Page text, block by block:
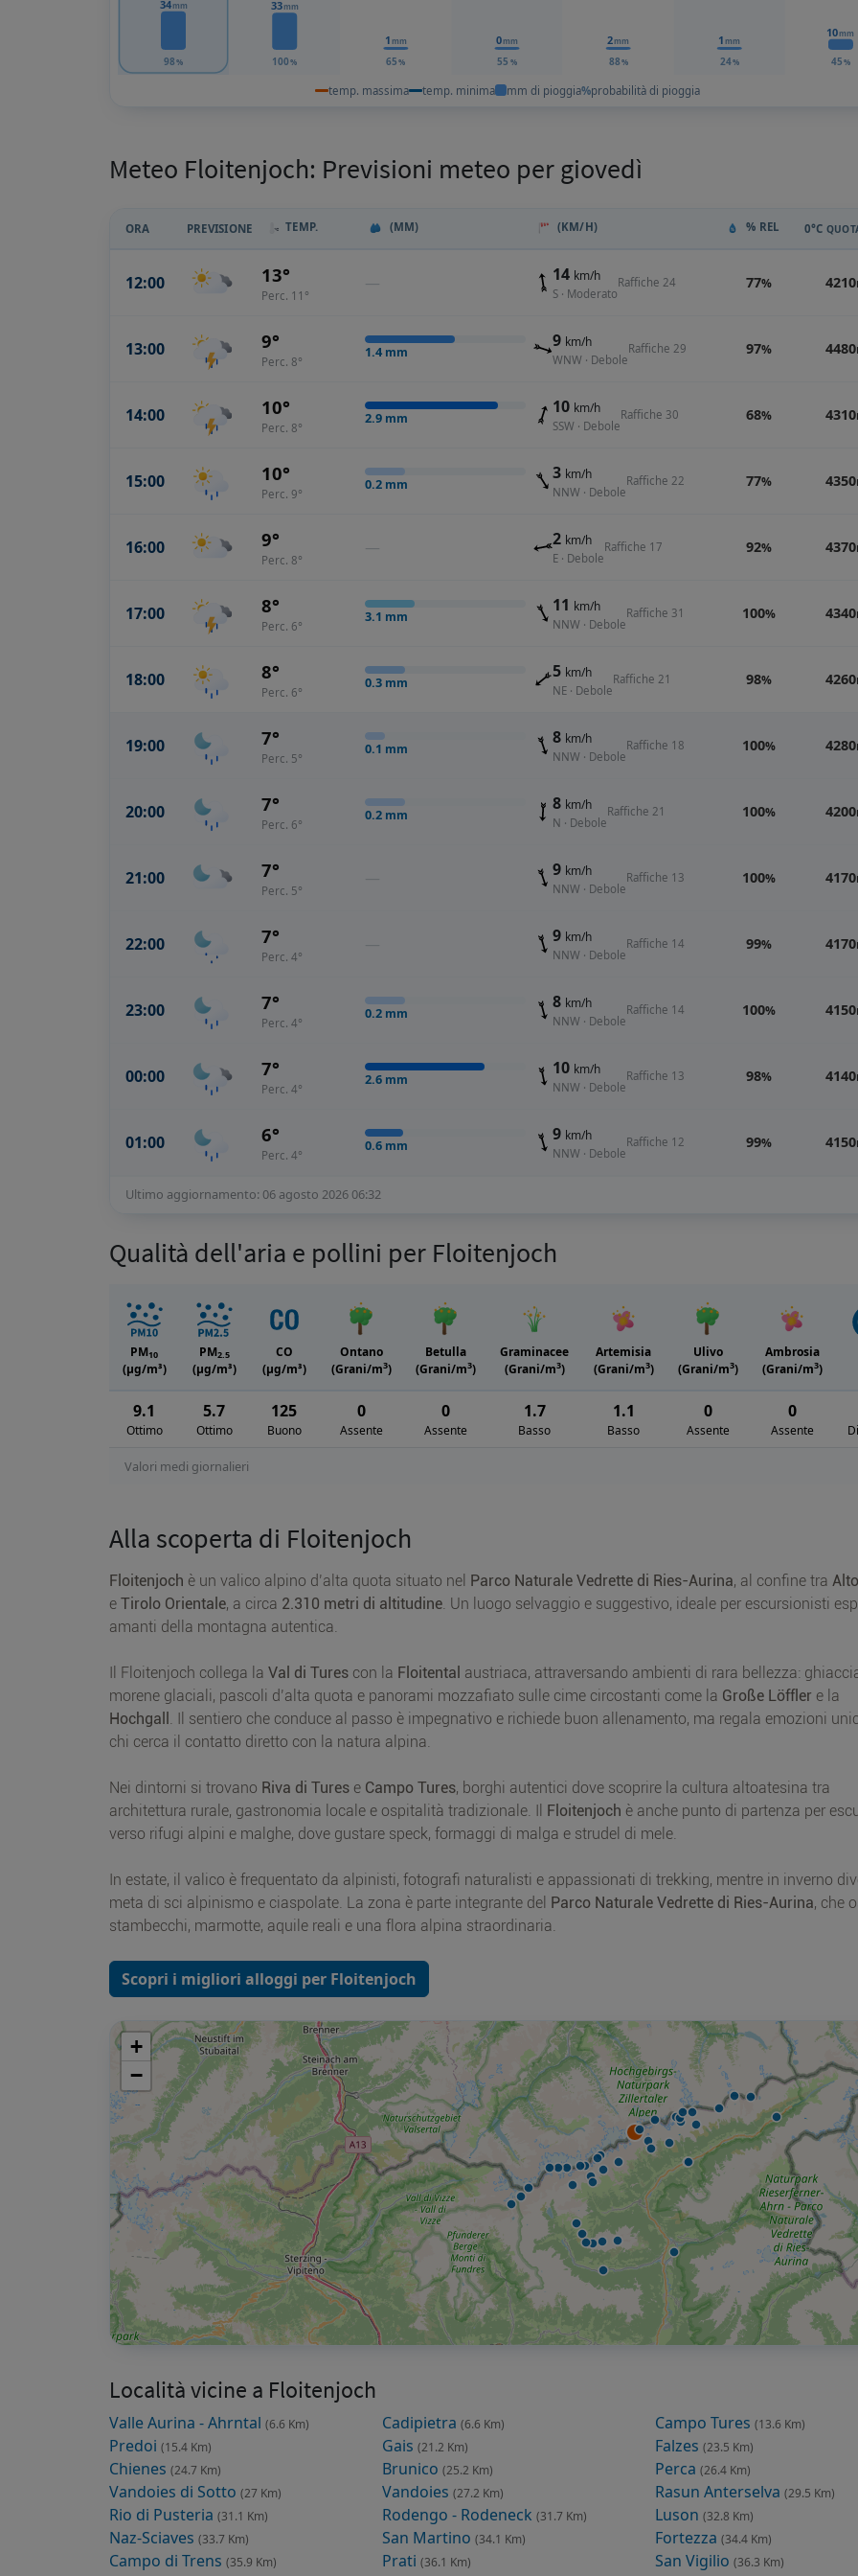
34mm
98%
33mm
100 %
1mm
65 %
0mm
55 %
2mm
88%
1 mm
24%
10mm
45%
temp. massima temp. minima mm di pioggia%probabilità di pioggia
Meteo Floitenjoch: Previsioni meteo per giovedì
ORA PREVISIONE TEMP. (MM) (KM/H) % REL 0°C
12:00 13°
Perc. 11°
— 14 km/h
S · Moderato
Raffiche 24 77% 4210
13:00 9°
Perc. 8°
1.4 mm
9 km/h
WNW · Debole
Raffiche 29 97% 4480
14:00 10°
Perc. 8°
2.9 mm
10 km/h
SSW · Debole
Raffiche 30 68% 4310
15:00 10°
Perc. 9°
0.2 mm
3 km/h
NNW · Debole
Raffiche 22 77% 4350
16:00 9°
Perc. 8°
— 2 km/h
E · Debole
Raffiche 17 92% 4370
17:00 8°
Perc. 6°
3.1 mm
11 km/h
NNW · Debole
Raffiche 31 100% 4340
18:00 8°
Perc. 6°
0.3 mm
5 km/h
NE · Debole
Raffiche 21 98% 4260
19:00 7°
Perc. 5°
0.1 mm
8 km/h
NNW · Debole
Raffiche 18 100% 4280
20:00 7°
Perc. 6°
0.2 mm
8 km/h
N · Debole
Raffiche 21 100% 4200
21:00 7°
Perc. 5°
— 9 km/h
NNW · Debole
Raffiche 13 100% 4170
22:00 7°
Perc. 4°
— 9 km/h
NNW · Debole
Raffiche 14 99% 4170
23:00 7°
Perc. 4°
0.2 mm
8 km/h
NNW · Debole
Raffiche 14 100% 4150
00:00 7°
Perc. 4°
2.6 mm
10 km/h
NNW · Debole
Raffiche 13 98% 4140
01:00 6°
Perc. 4°
0.6 mm
9 km/h
NNW · Debole
Raffiche 12 99% 4150
Ultimo aggiornamento: 06 agosto 2026 06:32
Qualità dell'aria e pollini per Floitenjoch
Valori medi giornalieri
PM10
(μg/m³)
PM2.5
(μg/m³)
CO
(μg/m³)
Ontano
(Grani/m3)
Betulla
(Grani/m3)
Graminacee
(Grani/m3)
Artemisia
(Grani/m3)
Ulivo
(Grani/m3)
Ambrosia
(Grani/m3)
9.1
Ottimo
5.7
Ottimo
125
Buono
0
Assente
0
Assente
1.7
Basso
1.1
Basso
0
Assente
0
Assente
Alla scoperta di Floitenjoch
Floitenjoch è un valico alpino d’alta quota situato nel Parco Naturale Vedrette di Ries-Aurina, al confine tra
e Tirolo Orientale, a circa 2.310 metri di altitudine. Un luogo selvaggio e suggestivo, ideale per escursionisti
amanti della montagna autentica.
Il Floitenjoch collega la Val di Tures con la Floitental austriaca, attraversando ambienti di rara bellezza:
morene glaciali, pascoli d’alta quota e panorami mozzafiato sulle cime circostanti come la Große Löffler e la
Hochgall . Il sentiero che conduce al passo è impegnativo e richiede buon allenamento, ma regala emozioni
chi cerca il contatto diretto con la natura alpina.
Nei dintorni si trovano Riva di Tures e Campo Tures, borghi autentici dove scoprire la cultura altoatesina tra
architettura rurale, gastronomia locale e ospitalità tradizionale. Il Floitenjoch è anche punto di partenza per
verso rifugi alpini e malghe, dove gustare speck, formaggi di malga e strudel di mele.
In estate, il valico è frequentato da alpinisti, fotografi naturalisti e appassionati di trekking, mentre in inverno
meta di sci alpinismo e ciaspolate. La zona è parte integrante del Parco Naturale Vedrette di Ries-Aurina, che
stambecchi, marmotte, aquile reali e una flora alpina straordinaria.
Scopri i migliori alloggi per Floitenjoch
+
−
Località vicine a Floitenjoch
Valle Aurina - Ahrntal (6.6 Km) Cadipietra (6.6 Km) Campo Tures (13.6 Km)
Predoi (15.4 Km) Gais (21.2 Km) Falzes (23.5 Km)
Chienes (24.7 Km) Brunico (25.2 Km) Perca (26.4 Km)
Vandoies di Sotto (27 Km) Vandoies (27.2 Km) Rasun Anterselva (29.5 Km)
Rio di Pusteria (31.1 Km) Rodengo - Rodeneck (31.7 Km) Luson (32.8 Km)
Naz-Sciaves (33.7 Km) San Martino (34.1 Km) Fortezza (34.4 Km)
Campo di Trens (35.9 Km) Prati (36.1 Km) San Vigilio (36.3 Km)